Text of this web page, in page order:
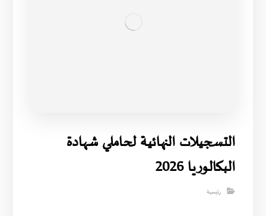
التسجيلات النهائية لحاملي شهادة
البكالوريا 2026
رئيسية